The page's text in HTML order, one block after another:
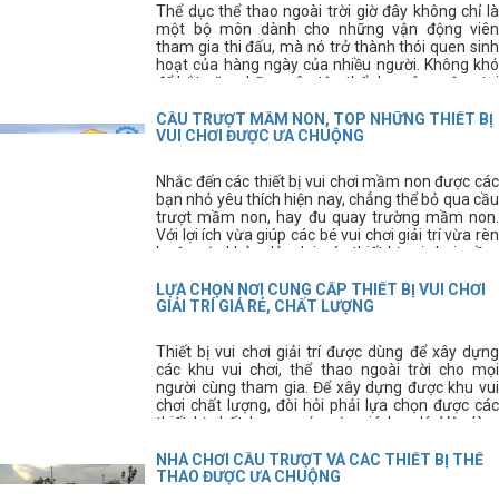
Thể dục thể thao ngoài trời giờ đây không chỉ là
một bộ môn dành cho những vận động viên
tham gia thi đấu, mà nó trở thành thói quen sinh
hoạt của hàng ngày của nhiều người. Không khó
để bắt gặp những sân tập thể dục công cộng tại
hình thức tập thể dục thông thường thì giờ đây
mọi người còn có thể sử dụng thêm những dụng
khỏe. Dụng cụ thể thao ngoài trời là lĩnh vực mà
Thiên Trường Sport luôn luôn chú trọng hàng
đầu. vì vậy, dụng cụ thể thao ngoài trời là lĩnh vực
mà Thiên Trường Sport luôn luôn chú trọng hàng
đầu, nhằm mang đến cho quý khách hàng những
CẦU TRƯỢT MẦM NON, TOP NHỮNG THIẾT BỊ
VUI CHƠI ĐƯỢC ƯA CHUỘNG
Nhắc đến các thiết bị vui chơi mầm non được các
bạn nhỏ yêu thích hiện nay, chẳng thể bỏ qua cầu
trượt mầm non, hay đu quay trường mầm non.
Với lợi ích vừa giúp các bé vui chơi giải trí vừa rèn
luyện sức khỏe dẻo dai, các thiết bị vui chơi mầm
tâm.
LỰA CHỌN NƠI CUNG CẤP THIẾT BỊ VUI CHƠI
GIẢI TRÍ GIÁ RẺ, CHẤT LƯỢNG
Thiết bị vui chơi giải trí được dùng để xây dựng
các khu vui chơi, thể thao ngoài trời cho mọi
người cùng tham gia. Để xây dựng được khu vui
chơi chất lượng, đòi hỏi phải lựa chọn được các
thiết bị chất lượng, có mức giá hợp lý. Vậy làm
thiết bị vui chơi chất lượng, giá rẻ đây?
NHÀ CHƠI CẦU TRƯỢT VÀ CÁC THIẾT BỊ THỂ
THAO ĐƯỢC ƯA CHUỘNG